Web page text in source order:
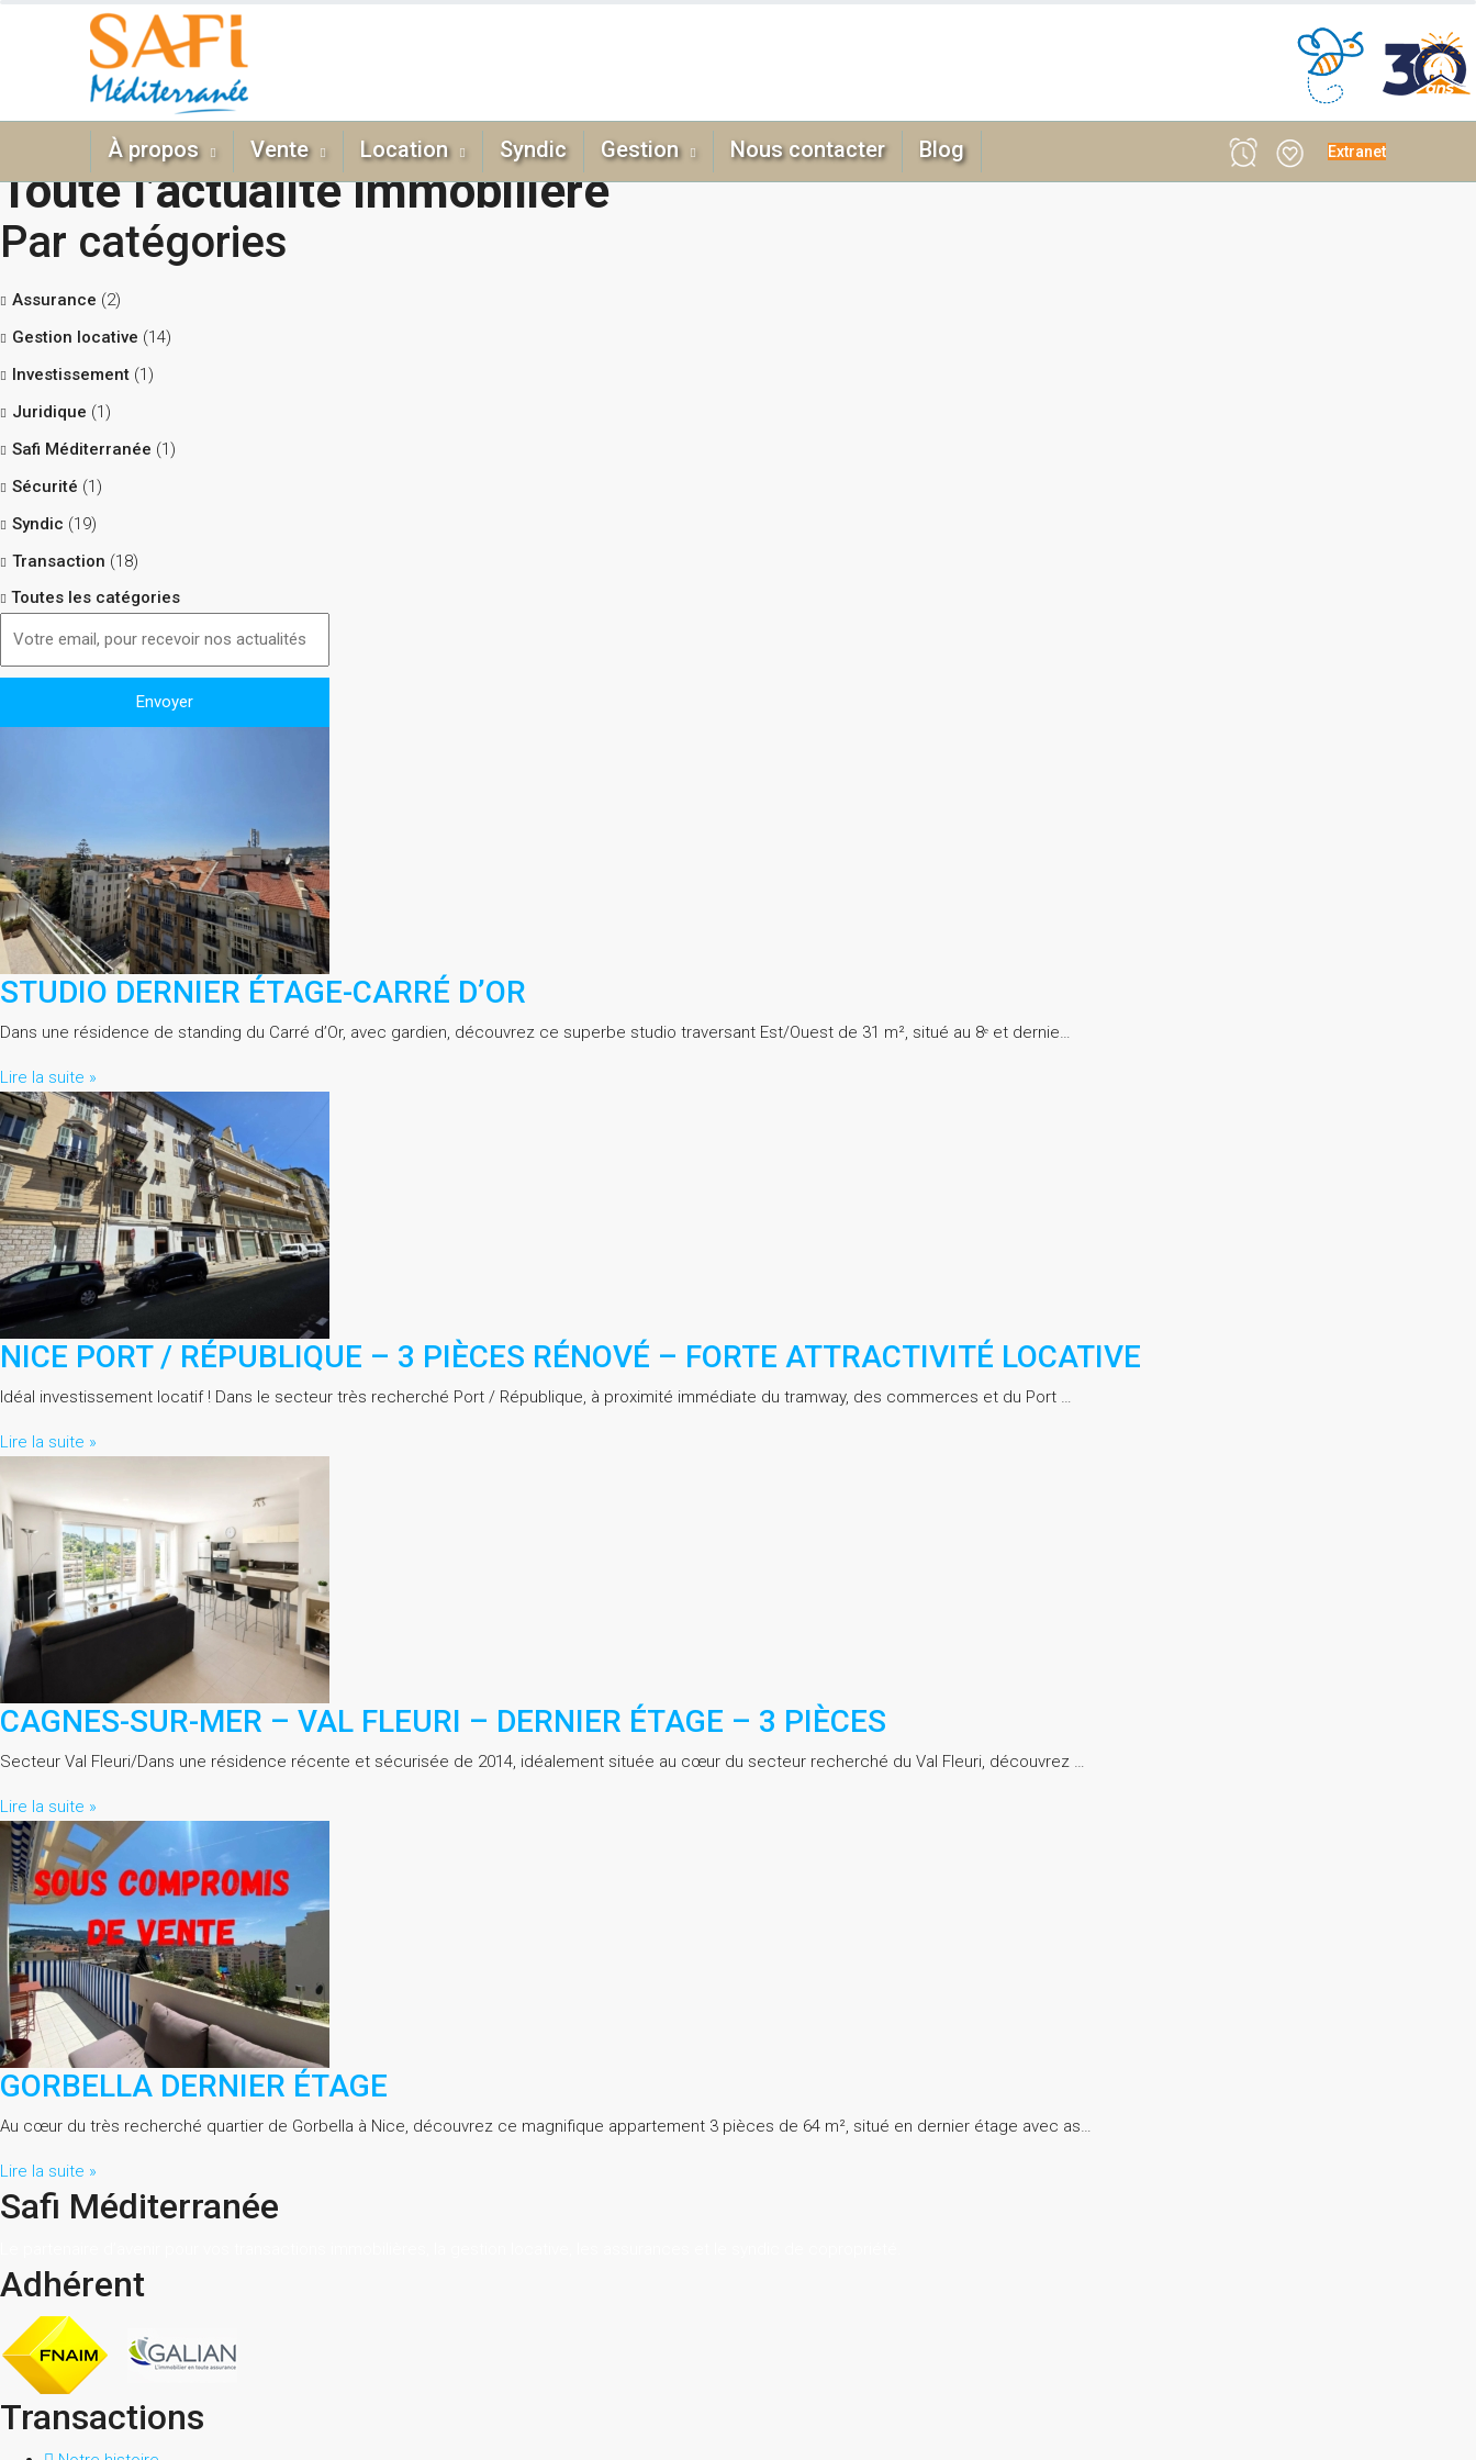
À propos Vente Location Syndic Gestion Nous contacter Blog Extranet
Toute l’actualité immobilière
Par catégories
Assurance (2)
Gestion locative (14)
Investissement (1)
Juridique (1)
Safi Méditerranée (1)
Sécurité (1)
Syndic (19)
Transaction (18)
Toutes les catégories
STUDIO DERNIER ÉTAGE-CARRÉ D’OR
Dans une résidence de standing du Carré d’Or, avec gardien, découvrez ce superbe studio traversant Est/Ouest de 31 m², situé au 8ᵉ et dernie…
Lire la suite »
NICE PORT / RÉPUBLIQUE – 3 PIÈCES RÉNOVÉ – FORTE ATTRACTIVITÉ LOCATIVE
Idéal investissement locatif ! Dans le secteur très recherché Port / République, à proximité immédiate du tramway, des commerces et du Port …
Lire la suite »
CAGNES-SUR-MER – VAL FLEURI – DERNIER ÉTAGE – 3 PIÈCES
Secteur Val Fleuri/Dans une résidence récente et sécurisée de 2014, idéalement située au cœur du secteur recherché du Val Fleuri, découvrez …
Lire la suite »
GORBELLA DERNIER ÉTAGE
Au cœur du très recherché quartier de Gorbella à Nice, découvrez ce magnifique appartement 3 pièces de 64 m², situé en dernier étage avec as…
Lire la suite »
Safi Méditerranée
Adhérent
Transactions